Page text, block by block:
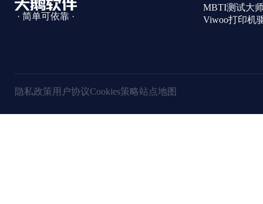
· 简单可依靠 ·
MBTI测试大
Viwoo打印机
隐私政策用户协议Cookies策略站点地图